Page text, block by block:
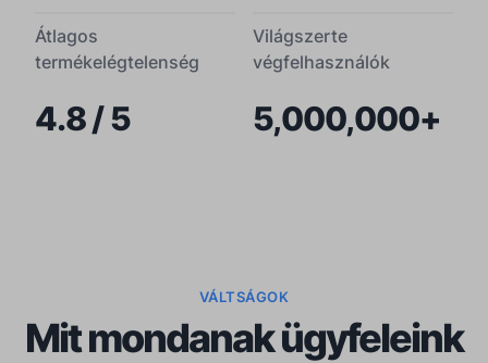
Átlagos
termékelégtelenség
4.8 / 5
Világszerte
végfelhasználók
5,000,000+
VÁLTSÁGOK
Mit mondanak ügyfeleink